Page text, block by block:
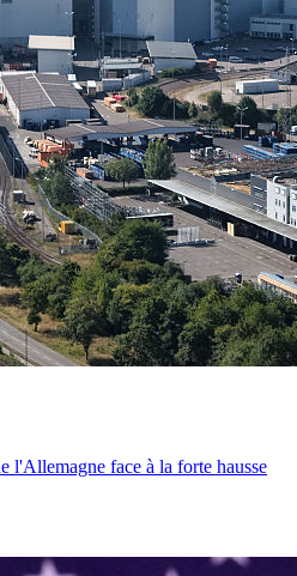
l'Allemagne face à la forte hausse